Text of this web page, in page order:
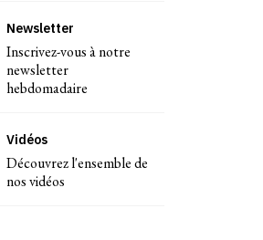
Newsletter
Inscrivez-vous à notre
newsletter
hebdomadaire
Vidéos
Découvrez l'ensemble de
nos vidéos